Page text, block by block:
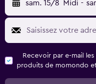
sam. 15/8 Midi -
Recevoir par e-mail
produits de momondo